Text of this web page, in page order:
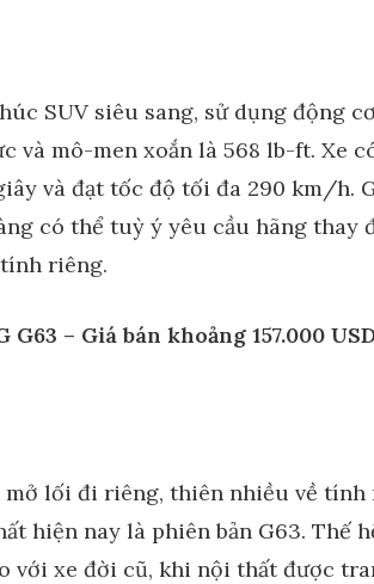
SUV siêu sang, sử dụng động
và mô-men xoắn là 568 lb-ft. Xe
và đạt tốc độ tối đa 290 km/h.
có thể tuỳ ý yêu cầu hãng thay
riêng.
G63 – Giá bán khoảng 157.000
mở lối đi riêng, thiên nhiều về tính
hiện nay là phiên bản G63. Thế
với xe đời cũ, khi nội thất được